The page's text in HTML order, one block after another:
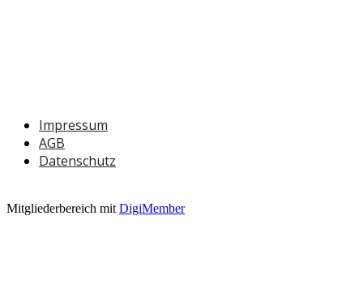
Impressum
AGB
Datenschutz
Mitgliederbereich mit DigiMember